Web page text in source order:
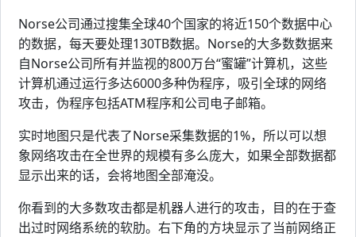
Norse公司通过搜集全球40个国家的将近150个数据中心
的数据，每天要处理130TB数据。Norse的大多数数据来
自Norse公司所有并监视的800万台“蜜罐”计算机，这些
计算机通过运行多达6000多种伪程序，吸引全球的网络
攻击，伪程序包括ATM程序和公司电子邮箱。
实时地图只是代表了Norse采集数据的1%，所以可以想
象网络攻击在全世界的规模有多么庞大，如果全部数据都
显示出来的话，会将地图全部淹没。
你看到的大多数攻击都是机器人进行的攻击，目的在于查
出过时网络系统的软肋。右下角的方块显示了当前网络正